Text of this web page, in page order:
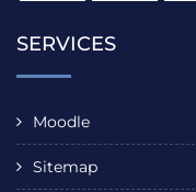
SERVICES
Moodle
Sitemap